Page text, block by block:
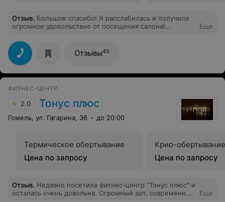
Отзыв. Большое спасибо! Я расслабилась и получила
огромное удовольствие от посещения салона!
персонал! Сопроваждающей Анне отдельное спасибо
за её лучезарность :) После посещения бочки и
массажа я как занова родилась:)
Еще
Отзывы45
ФИТНЕС-ЦЕНТР
2.0 Тонус плюс
Гомель, ул. Гагарина, 36 до 20:00
Термическое обертывание
Цена по запросу
Крио-обертывание
Цена по запросу
Отзыв. Недавно посетила фитнес-центр "Тонус плюс" и
осталась очень довольна. Огромный зал, современные
Еще